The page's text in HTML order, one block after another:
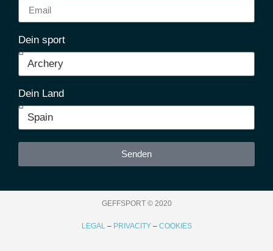
Dein sport
Dein Land
Senden
GEFFSPORT © 2020
LEGAL – PRIVACITY– COOKIES​